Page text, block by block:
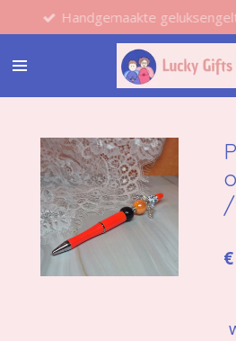
direct
naar
hoofdinhoud
Handgemaakte